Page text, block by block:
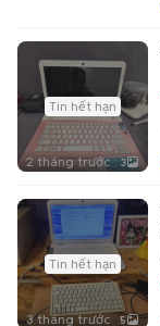
Tin hết hạn
2 tháng trước 3
Tin hết hạn
3 tháng trước 5